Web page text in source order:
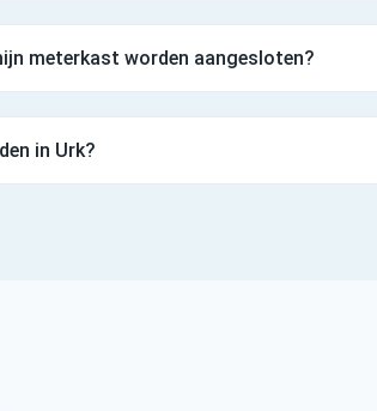
meterkast worden aangesloten?
in Urk?